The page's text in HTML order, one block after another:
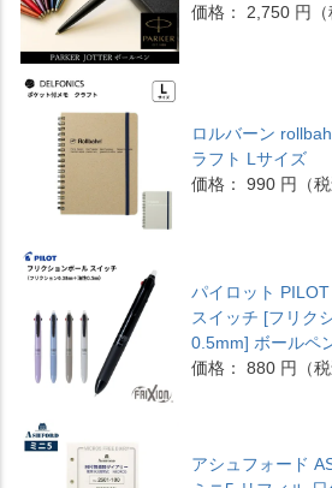
価格： 2,750 円（
ロルバーン
ラフト Lサイズ
価格： 990 円（税
パイロット
スイッチ [フリク
0.5mm] ボールペ
価格： 880 円（税
アシュフォード